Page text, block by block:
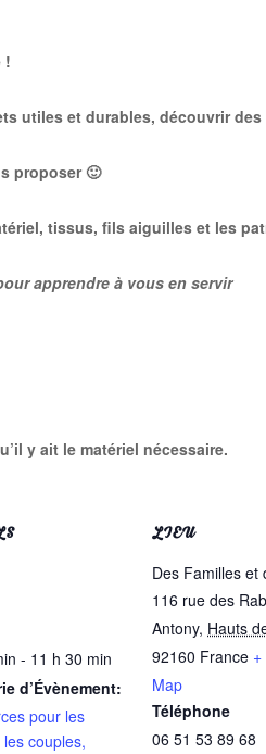
!
utiles et durables, découvrir
proposer 🙂
tissus, fils aiguilles et les
apprendre à vous en servir
y ait le matériel nécessaire.
- 11 h 30 min
d’Évènement:
pour les
couples,
LIEU
Des Familles et
116 rue des
Antony, Hauts
92160 France
Map
Téléphone
06 51 53 89 68